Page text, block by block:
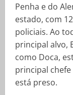
Penha e do
estado, com
policiais. Ao
principal alvo,
como Doca,
principal
está preso.